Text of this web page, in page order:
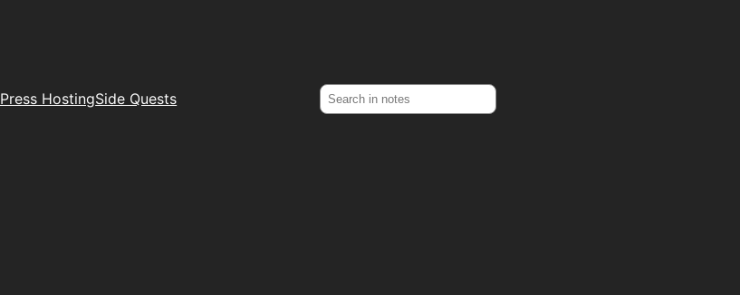
HostingSide Quests Search